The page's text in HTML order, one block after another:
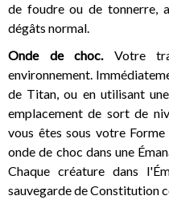
de foudre ou de tonnerre,
dégâts normal.
Onde de choc.Votre
environnement.
de Titan, ou en utilisant
emplacement de sort de
vous êtes sous votre
onde de choc dans une
Chaque créature dans
sauvegarde de Constitution